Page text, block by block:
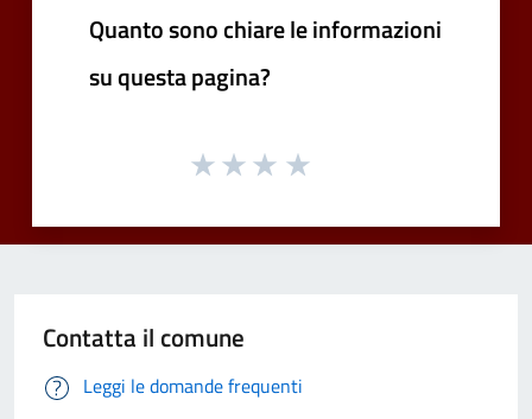
Quanto sono chiare le informazioni
su questa pagina?
Contatta il comune
Leggi le domande frequenti